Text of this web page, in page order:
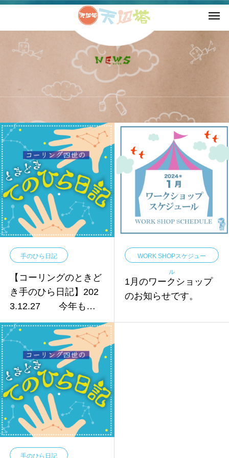
2023年 12月の記事一覧
手のひら日記
【コーリングのときど
き手のひら日記】202
3.12.27 今年もあ
りがとうございまし
た。
WORK SHOPスケジュー
ル
1月のワークショップ
のお知らせです。
手のひら日記